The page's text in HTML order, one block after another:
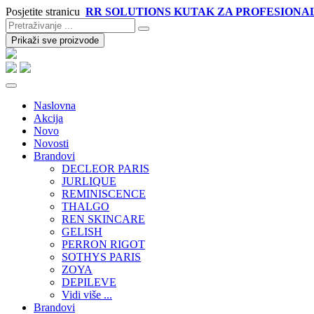
Posjetite stranicu RR SOLUTIONS KUTAK ZA
Prikaži sve proizvode
Naslovna
Akcija
Novo
Novosti
Brandovi
DECLEOR PARIS
JURLIQUE
REMINISCENCE
THALGO
REN SKINCARE
GELISH
PERRON RIGOT
SOTHYS PARIS
ZOYA
DEPILEVE
Vidi više ...
Brandovi